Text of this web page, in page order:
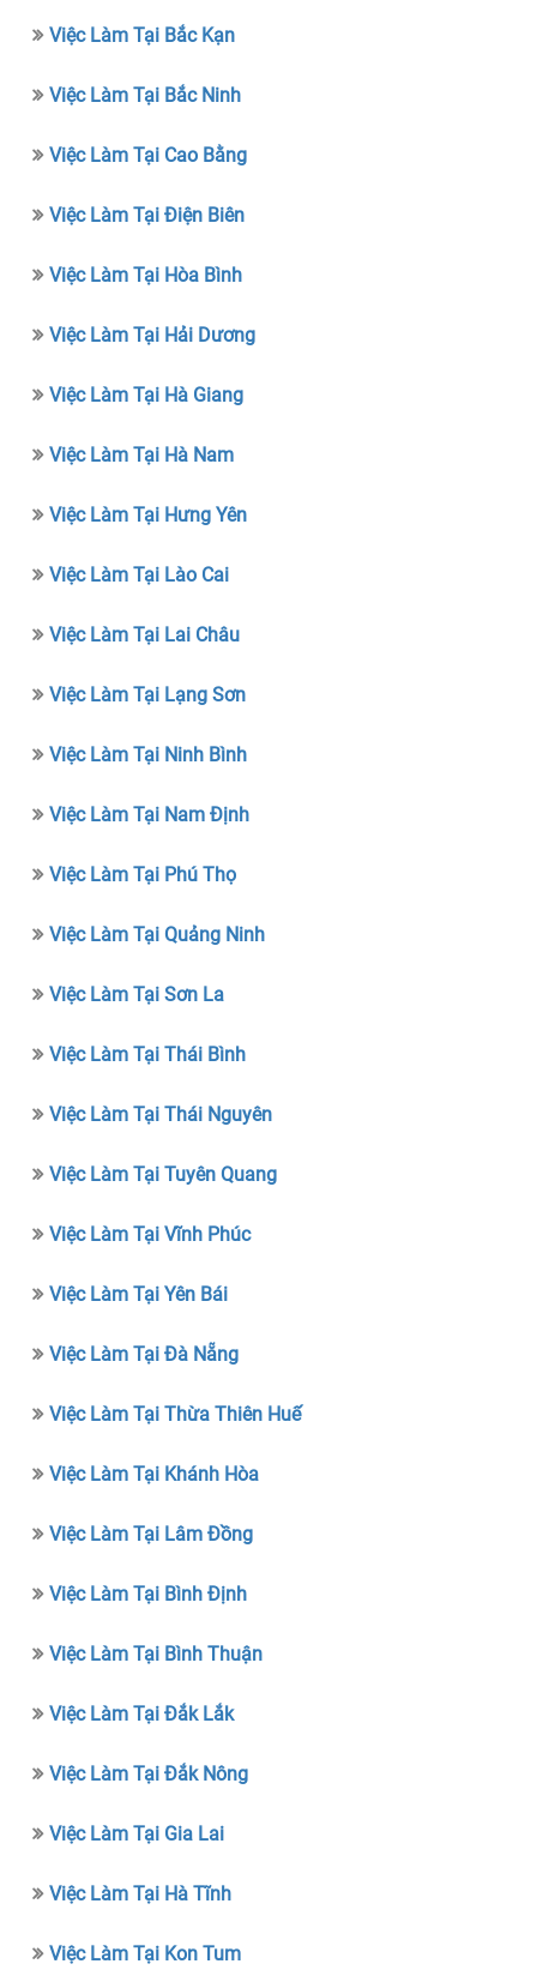
Việc Làm Tại Bắc Kạn
Việc Làm Tại Bắc Ninh
Việc Làm Tại Cao Bằng
Việc Làm Tại Điện Biên
Việc Làm Tại Hòa Bình
Việc Làm Tại Hải Dương
Việc Làm Tại Hà Giang
Việc Làm Tại Hà Nam
Việc Làm Tại Hưng Yên
Việc Làm Tại Lào Cai
Việc Làm Tại Lai Châu
Việc Làm Tại Lạng Sơn
Việc Làm Tại Ninh Bình
Việc Làm Tại Nam Định
Việc Làm Tại Phú Thọ
Việc Làm Tại Quảng Ninh
Việc Làm Tại Sơn La
Việc Làm Tại Thái Bình
Việc Làm Tại Thái Nguyên
Việc Làm Tại Tuyên Quang
Việc Làm Tại Vĩnh Phúc
Việc Làm Tại Yên Bái
Việc Làm Tại Đà Nẵng
Việc Làm Tại Thừa Thiên Huế
Việc Làm Tại Khánh Hòa
Việc Làm Tại Lâm Đồng
Việc Làm Tại Bình Định
Việc Làm Tại Bình Thuận
Việc Làm Tại Đắk Lắk
Việc Làm Tại Đắk Nông
Việc Làm Tại Gia Lai
Việc Làm Tại Hà Tĩnh
Việc Làm Tại Kon Tum